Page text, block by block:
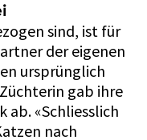
sind, ist für
der eigenen
ursprünglich
gab ihre
ab. «Schliesslich
nach